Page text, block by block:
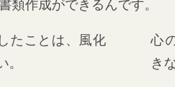
類作成ができるんです。
たことは、風化
。
心
き